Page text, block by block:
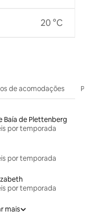
20 °C
de acomodações
Baía de Plettenberg
por temporada
por temporada
por temporada
mais